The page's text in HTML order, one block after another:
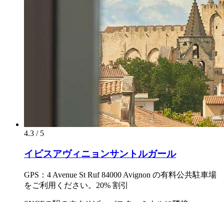
4.3 / 5
イビスアヴィニョンサントルガール
GPS：4 Avenue St Ruf 84000 Avignon の有料公共駐車場
をご利用ください。20% 割引